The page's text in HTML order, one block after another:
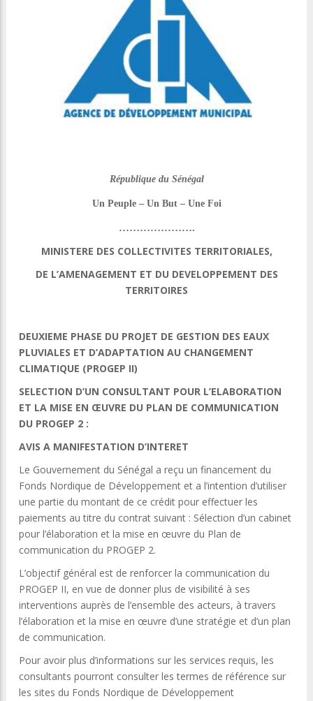
République du Sénégal
Un Peuple – Un But – Une Foi
………………….
MINISTERE DES COLLECTIVITES TERRITORIALES,
DE L’AMENAGEMENT ET DU DEVELOPPEMENT DES
TERRITOIRES
DEUXIEME PHASE DU PROJET DE GESTION DES EAUX
PLUVIALES ET D’ADAPTATION AU CHANGEMENT
CLIMATIQUE (PROGEP II)
SELECTION D’UN CONSULTANT POUR L’ELABORATION
ET LA MISE EN ŒUVRE DU PLAN DE COMMUNICATION
DU PROGEP 2 :
AVIS A MANIFESTATION D’INTERET
Le Gouvernement du Sénégal a reçu un financement du
Fonds Nordique de Développement et a l’intention d’utiliser
une partie du montant de ce crédit pour effectuer les
paiements au titre du contrat suivant : Sélection d’un cabinet
pour l’élaboration et la mise en œuvre du Plan de
communication du PROGEP 2.
L’objectif général est de renforcer la communication du
PROGEP II, en vue de donner plus de visibilité à ses
interventions auprès de l’ensemble des acteurs, à travers
l’élaboration et la mise en œuvre d’une stratégie et d’un plan
de communication.
Pour avoir plus d’informations sur les services requis, les
consultants pourront consulter les termes de référence sur
les sites du Fonds Nordique de Développement